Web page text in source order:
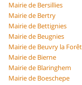
Mairie de Bersillies
Mairie de Bertry
Mairie de Bettignies
Mairie de Beugnies
Mairie de Beuvry la Forêt
Mairie de Bierne
Mairie de Blaringhem
Mairie de Boeschepe